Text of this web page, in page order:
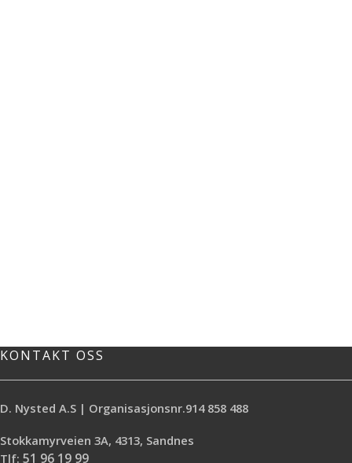
KONTAKT OSS
D. Nysted A.S | Organisasjonsnr.914 858 488
Stokkamyrveien 3A, 4313, Sandnes
Tlf: 51 96 19 99